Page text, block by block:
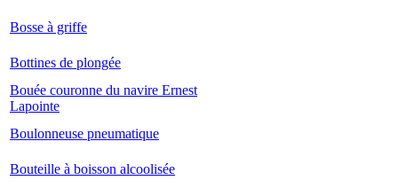
Bosse à griffe
Bottines de plongée
Bouée couronne du navire Ernest
Lapointe
Boulonneuse pneumatique
Bouteille à boisson alcoolisée